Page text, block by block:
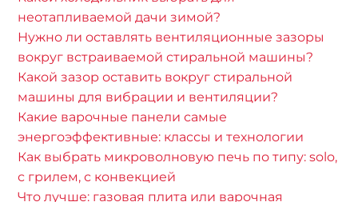
неотапливаемой дачи зимой?
Нужно ли оставлять вентиляционные зазоры
вокруг встраиваемой стиральной машины?
Какой зазор оставить вокруг стиральной
машины для вибрации и вентиляции?
Какие варочные панели самые
энергоэффективные: классы и технологии
Как выбрать микроволновую печь по типу: solo,
с грилем, с конвекцией
Что лучше: газовая плита или варочная